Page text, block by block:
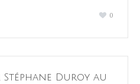
0
Duroy au